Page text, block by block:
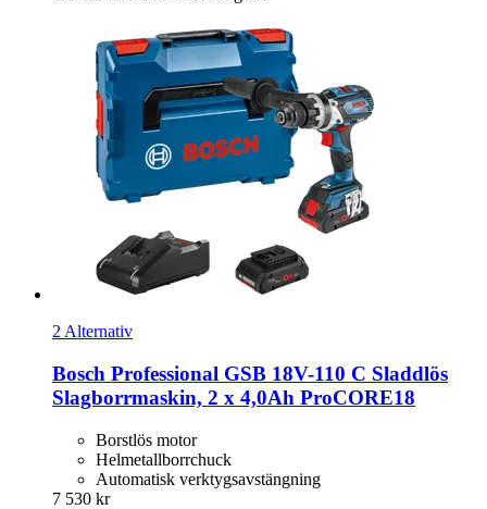
2 Alternativ
Bosch Professional GSB 18V-​110 C Sladdlös
Slagborrmaskin, 2 x 4,0Ah ProCORE18
Borstlös motor
Helmetallborrchuck
Automatisk verktygsavstängning
7 530 kr